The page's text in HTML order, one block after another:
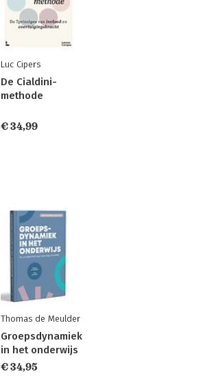
Luc Cipers
De Cialdini-
methode
€ 34,99
Thomas de Meulder
Groepsdynamiek
in het onderwijs
€ 34,95